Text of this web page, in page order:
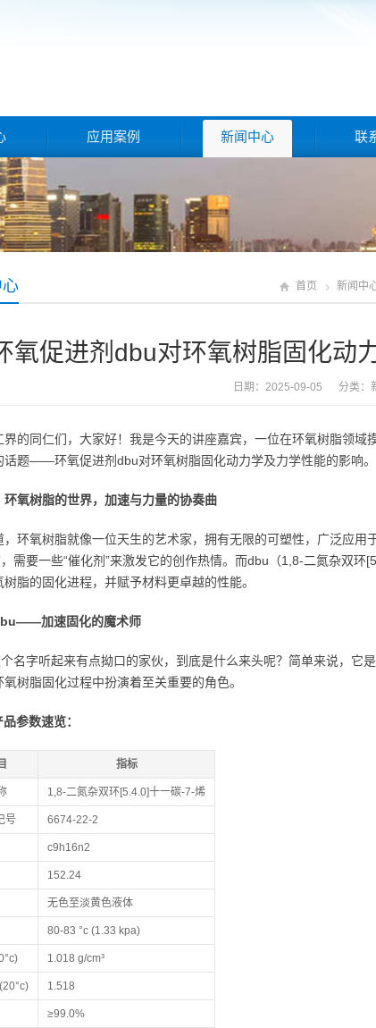
应用案例 新闻中心 联
首页 新闻中
氧促进剂dbu对环氧树脂固化动
日期：2025-09-05 分类：
界的同仁们，大家好！我是今天的讲座嘉宾，一位在环氧树脂领
话题——环氧促进剂dbu对环氧树脂固化动力学及力学性能的影响。
环氧树脂的世界，加速与力量的协奏曲
，环氧树脂就像一位天生的艺术家，拥有无限的可塑性，广泛应
，需要一些“催化剂”来激发它的创作热情。而dbu（1,8-二氮杂双
树脂的固化进程，并赋予材料更卓越的性能。
加速固化的魔术师
名字听起来有点拗口的家伙，到底是什么来头呢？简单来说，它
氧树脂固化过程中扮演着至关重要的角色。
参数速览：
指标
1,8-二氮杂双环[5.4.0]十一碳-7-烯
号 6674-22-2
c9h16n2
152.24
无色至淡黄色液体
80-83 °c (1.33 kpa)
1.018 g/cm³
1.518
≥99.0%